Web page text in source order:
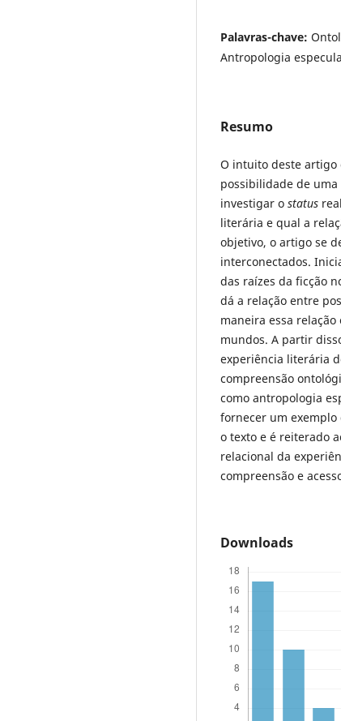
Palavras-chave:
Antropologia
Resumo
O intuito deste artigo
possibilidade de
investigar o status
literária e qual a
objetivo, o artigo se
interconectados.
das raízes da ficção
dá a relação entre
maneira essa
mundos. A partir
experiência literária
compreensão
como antropologia
fornecer um
o texto e é reiterado
relacional da
compreensão e
Downloads